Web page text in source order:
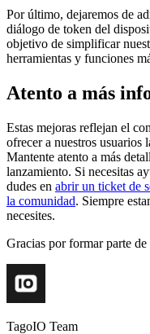
Por último, dejaremos de
diálogo de token del
objetivo de simplificar
herramientas y funciones
Atento a más
Estas mejoras reflejan el
ofrecer a nuestros usuarios
Mantente atento a más
lanzamiento. Si necesitas
dudes en abrir un ticket de
la comunidad. Siempre
necesites.
Gracias por formar parte
TagoIO Team